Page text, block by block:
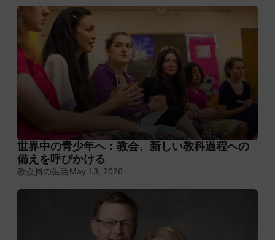
世界中の青少年へ：教会、新しい教科過程への
備えを呼びかける
教会員の生活May 13, 2026